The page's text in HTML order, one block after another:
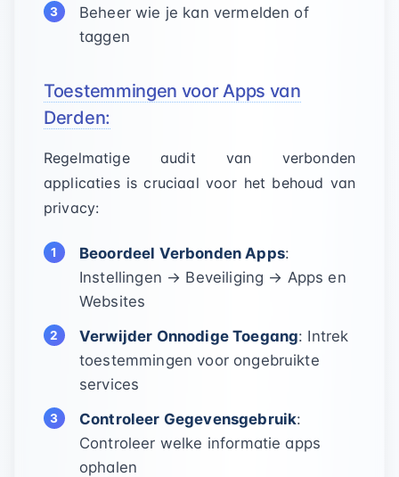
Beheer wie je kan vermelden of
taggen
Toestemmingen voor Apps van
Derden:
Regelmatige audit van verbonden
applicaties is cruciaal voor het behoud van
privacy:
Beoordeel Verbonden Apps:
Instellingen → Beveiliging → Apps en
Websites
Verwijder Onnodige Toegang: Intrek
toestemmingen voor ongebruikte
services
Controleer Gegevensgebruik:
Controleer welke informatie apps
ophalen